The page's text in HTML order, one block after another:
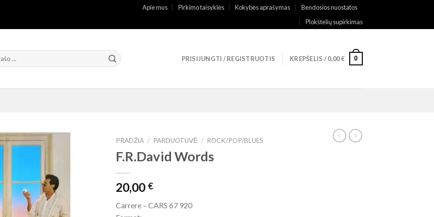
Apie mus Pirkimo taisyklės Kokybės aprašymas
Bendosios nuostatos
Plokštelių supirkimas
PRISIJUNGTI / REGISTRUOTIS KREPŠELIS /0,00€ 0
PRADŽIA / PARDUOTUVĖ / ROCK/POP/BLUES
F.R.David Words
20,00 €
Carrere – CARS 67 920